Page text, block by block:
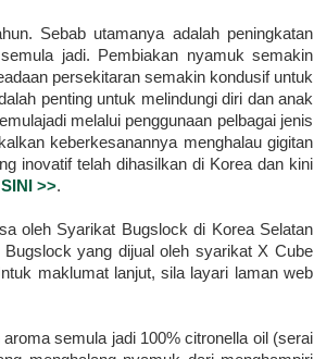
Sebab utamanya adalah peningkatan
jadi. Pembiakan nyamuk semakin
persekitaran semakin kondusif untuk
penting untuk melindungi diri dan anak
melalui penggunaan pelbagai jenis
keberkesanannya menghalau gigitan
inovatif telah dihasilkan di Korea dan kini
>>.
oleh Syarikat Bugslock di Korea Selatan
yang dijual oleh syarikat X Cube
maklumat lanjut, sila layari laman web
semula jadi 100% citronella oil (serai